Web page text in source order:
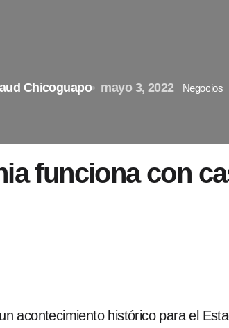
Chicoguapo mayo 3, 2022 Negocios
funciona con
acontecimiento histórico para el